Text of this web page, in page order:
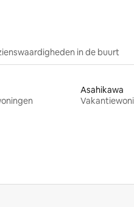
in de buurt
Asahikawa